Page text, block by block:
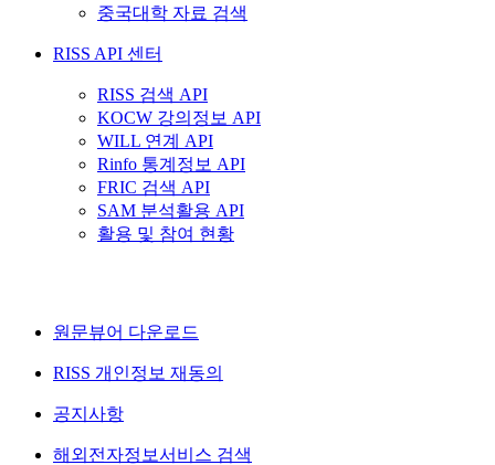
중국대학 자료 검색
RISS API 센터
RISS 검색 API
KOCW 강의정보 API
WILL 연계 API
Rinfo 통계정보 API
FRIC 검색 API
SAM 분석활용 API
활용 및 참여 현황
원문뷰어 다운로드
RISS 개인정보 재동의
공지사항
해외전자정보서비스 검색